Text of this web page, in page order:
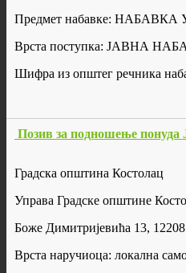
Предмет набавке:
Врста поступка: ЈАВНА
Шифра из општег речника
Позив за подношење
Градска општина Костолац
Управа Градске општине
Боже Димитријевића 13,
Врста наручиоца: локална